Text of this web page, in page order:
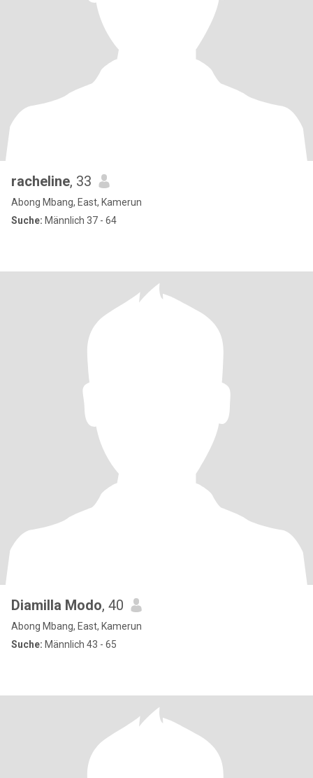
racheline, 33
Abong Mbang, East, Kamerun
Suche: Männlich 37 - 64
Diamilla Modo, 40
Abong Mbang, East, Kamerun
Suche: Männlich 43 - 65